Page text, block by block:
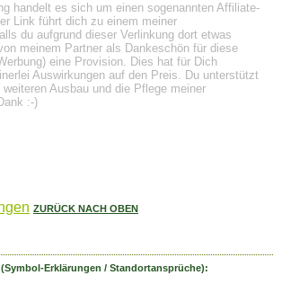
handelt es sich um einen sogenannten Affiliate-
Link führt dich zu einem meiner
du aufgrund dieser Verlinkung dort etwas
meinem Partner als Dankeschön für diese
eine Provision. Dies hat für Dich
Auswirkungen auf den Preis. Du unterstützt
Ausbau und die Pflege meiner
:-)
ZURÜCK NACH OBEN
Erklärungen / Standortansprüche):